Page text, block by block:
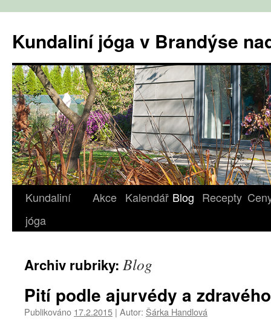
obsahu
webu
Kundaliní jóga v Brandýse
Kundaliní
jóga
Akce Kalendář Blog Recepty
Archiv rubriky: Blog
Pití podle ajurvédy a
Publikováno 17.2.2015 | Autor: Šárka Handlová